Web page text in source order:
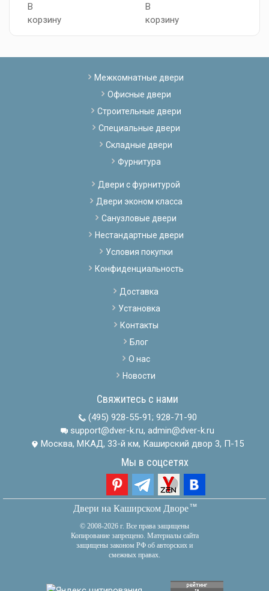
В
корзину
В
корзину
Межкомнатные двери
Офисные двери
Строительные двери
Специальные двери
Складные двери
Фурнитура
Двери с фурнитурой
Двери эконом класса
Санузловые двери
Нестандартные двери
Условия покупки
Конфиденциальность
Доставка
Установка
Контакты
Блог
О нас
Новости
Свяжитесь с нами
(495) 928-55-91; 928-71-90
support@dver-k.ru, admin@dver-k.ru
Москва, МКАД, 33-й км, Каширский двор 3, П-15
Мы в соцсетях
Двери на Каширском Дворетм
© 2008-2026 г. Все права защищены
Копирование запрещено. Материалы сайта
защищены законом РФ об авторских и
смежных правах.